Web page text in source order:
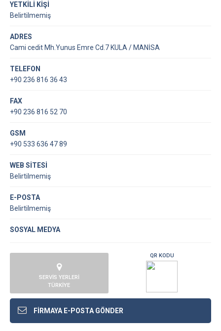
YETKİLİ KİŞİ
Belirtilmemiş
ADRES
Cami cedit Mh.Yunus Emre Cd.7 KULA / MANİSA
TELEFON
+90 236 816 36 43
FAX
+90 236 816 52 70
GSM
+90 533 636 47 89
WEB SİTESİ
Belirtilmemiş
E-POSTA
Belirtilmemiş
SOSYAL MEDYA
SERVİS YERLERİ
TÜRKİYE
QR KODU
FİRMAYA E-POSTA GÖNDER